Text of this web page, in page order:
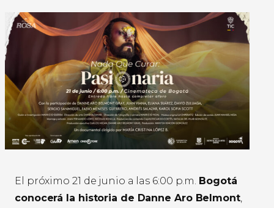
El próximo 21 de junio a las 6:00 p.m. Bogotá
conocerá la historia de Danne Aro Belmont,